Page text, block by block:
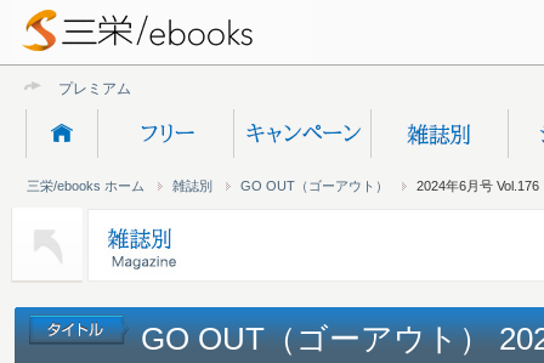
プレミアムオンラ
三栄/ebooks ホーム 雑誌別 GO OUT（ゴーアウト） 2024年6月号 Vol.176
GO OUT（ゴーアウト）